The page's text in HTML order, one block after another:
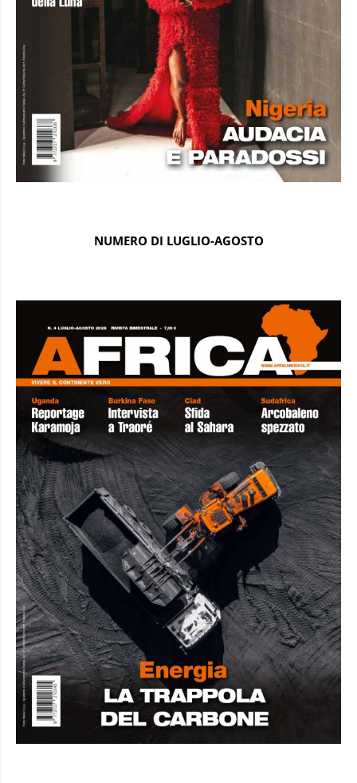
NUMERO DI LUGLIO-AGOSTO